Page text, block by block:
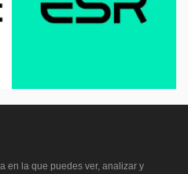
en la que puedes ver, analizar y